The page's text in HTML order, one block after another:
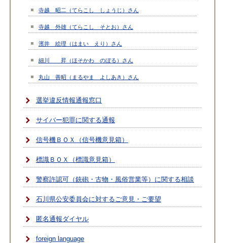
寺越 昭二（てらこし しょうじ）さん
寺越 外雄（てらこし そとお）さん
濱井 絵理（はまい えり）さん
細川 昇（ほそかわ のぼる）さん
丸山 善昭（まるやま よしあき）さん
選挙違反情報通報窓口
サイバー犯罪に関する通報
信号機ＢＯＸ（信号機意見箱）
標識ＢＯＸ（標識意見箱）
警察許認可（銃砲・古物・風俗営業等）に関する相談
石川県公安委員会に対するご意見・ご要望
匿名通報ダイヤル
foreign language